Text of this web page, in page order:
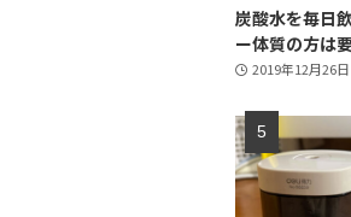
炭酸水を毎日
ー体質の方は
2019年12月26日